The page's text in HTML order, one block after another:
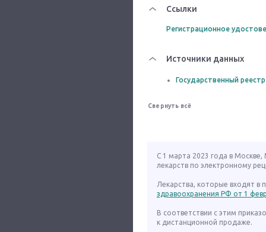
Ссылки
Регистрационное
Источники данных
Государственный
Свернуть всё
С 1 марта 2023 года в
лекарств по электронному
Лекарства, которые входят в
здравоохранения РФ от 1
В соответствии с этим
к дистанционной продаже.